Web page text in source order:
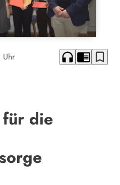
Uhr headphones chrome_reader_mode bookmark_border
die